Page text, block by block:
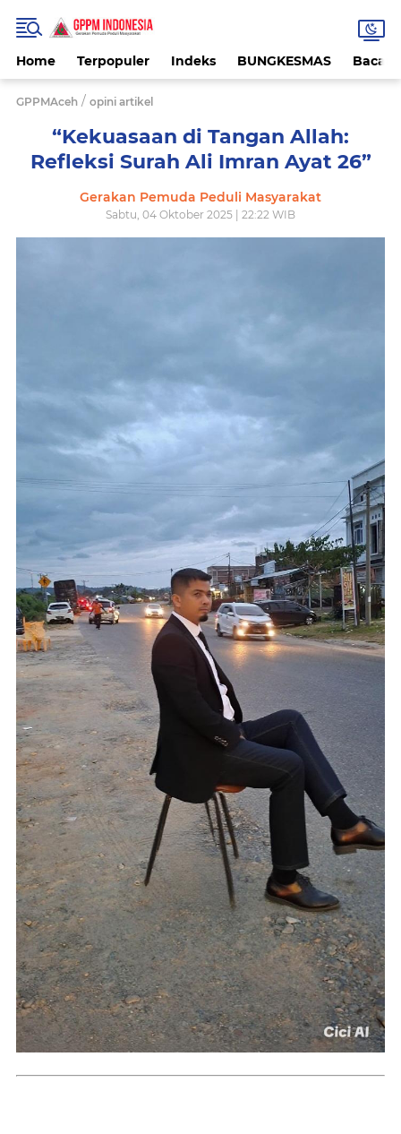
Home Terpopuler Indeks BUNGKESMAS
GPPMAceh / opini artikel
“Kekuasaan di Tangan Allah:
Refleksi Surah Ali Imran Ayat 26”
Gerakan Pemuda Peduli Masyarakat
Sabtu, 04 Oktober 2025 | 22:22 WIB